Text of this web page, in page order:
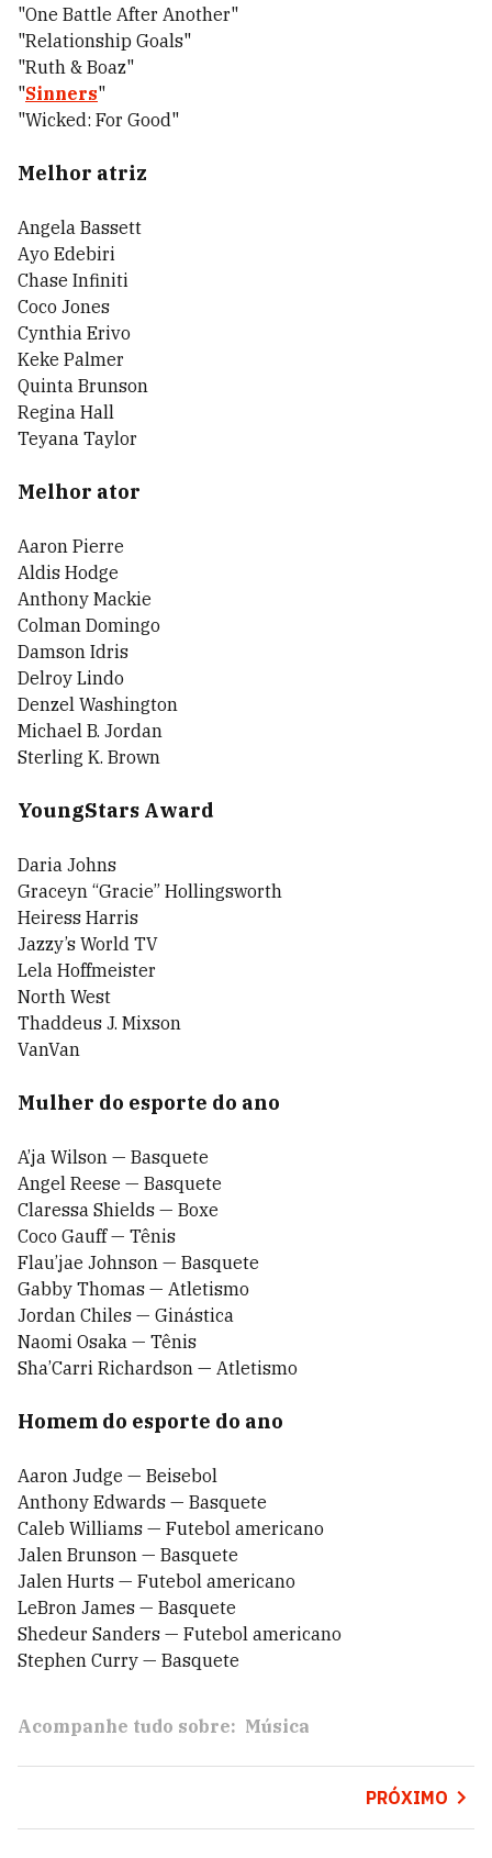
"One Battle After Another"
"Relationship Goals"
"Ruth & Boaz"
"Sinners"
"Wicked: For Good"
Melhor atriz
Angela Bassett
Ayo Edebiri
Chase Infiniti
Coco Jones
Cynthia Erivo
Keke Palmer
Quinta Brunson
Regina Hall
Teyana Taylor
Melhor ator
Aaron Pierre
Aldis Hodge
Anthony Mackie
Colman Domingo
Damson Idris
Delroy Lindo
Denzel Washington
Michael B. Jordan
Sterling K. Brown
YoungStars Award
Daria Johns
Graceyn “Gracie” Hollingsworth
Heiress Harris
Jazzy’s World TV
Lela Hoffmeister
North West
Thaddeus J. Mixson
VanVan
Mulher do esporte do ano
A’ja Wilson — Basquete
Angel Reese — Basquete
Claressa Shields — Boxe
Coco Gauff — Tênis
Flau’jae Johnson — Basquete
Gabby Thomas — Atletismo
Jordan Chiles — Ginástica
Naomi Osaka — Tênis
Sha’Carri Richardson — Atletismo
Homem do esporte do ano
Aaron Judge — Beisebol
Anthony Edwards — Basquete
Caleb Williams — Futebol americano
Jalen Brunson — Basquete
Jalen Hurts — Futebol americano
LeBron James — Basquete
Shedeur Sanders — Futebol americano
Stephen Curry — Basquete
Acompanhe tudo sobre: Música
PRÓXIMO